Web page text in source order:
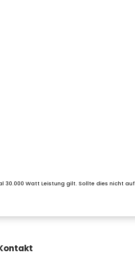
30.000 Watt Leistung gilt. Sollte dies nicht auf